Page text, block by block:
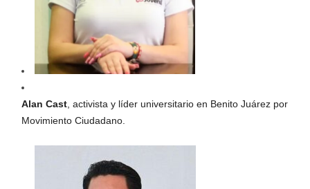
Alan Cast, activista y líder universitario en Benito Juárez por
Movimiento Ciudadano.